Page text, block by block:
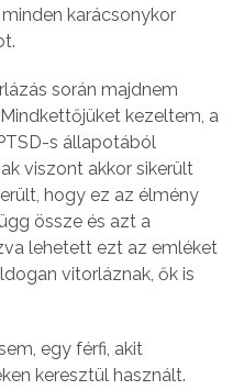
karácsonykor
során majdnem
kezeltem, a
s állapotából
viszont akkor sikerült
hogy ez az élmény
össze és azt a
lehetett ezt az emléket
vitorláznak, ők is
egy férfi, akit
keresztül használt.